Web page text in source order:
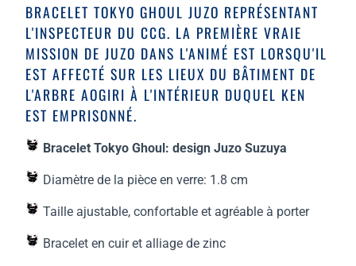
BRACELET TOKYO GHOUL JUZO REPRÉSENTANT
L'INSPECTEUR DU CCG. LA PREMIÈRE VRAIE
MISSION DE JUZO DANS L'ANIMÉ EST LORSQU'IL
EST AFFECTÉ SUR LES LIEUX DU BÂTIMENT DE
L'ARBRE AOGIRI À L'INTÉRIEUR DUQUEL KEN
EST EMPRISONNÉ.
Bracelet Tokyo Ghoul: design Juzo Suzuya
Diamètre de la pièce en verre: 1.8 cm
Taille ajustable, confortable et agréable à porter
Bracelet en cuir et alliage de zinc